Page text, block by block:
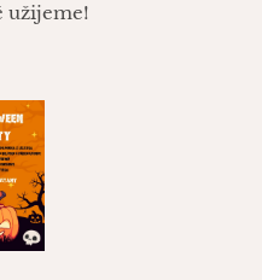
užijeme!